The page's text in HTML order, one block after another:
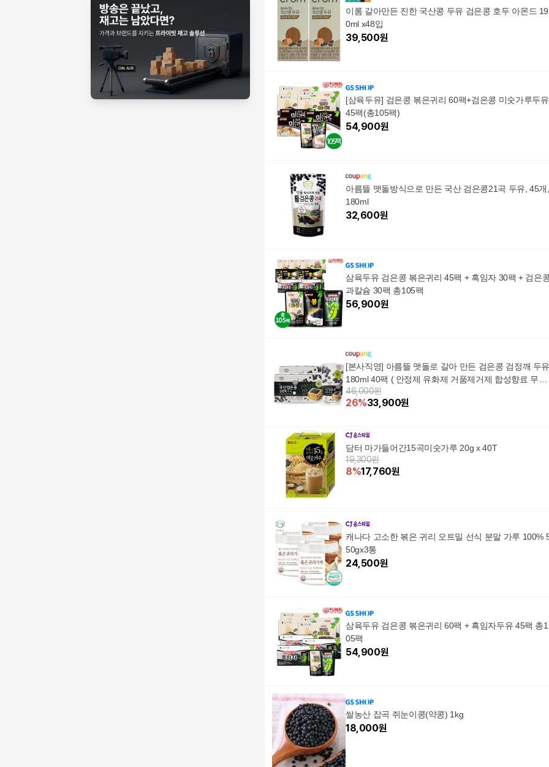
이롬 갈아만든 진한 국산콩 두유 검은콩 호두 아몬드 19
0ml x48입
39,500원
[삼육두유] 검은콩 볶은귀리 60팩+검은콩 미숫가루두유
45팩(총105팩)
54,900원
아름뜰 맷돌방식으로 만든 국산 검은콩21곡 두유, 45개,
180ml
32,600원
삼육두유 검은콩 볶은귀리 45팩 + 흑임자 30팩 + 검은
과칼슘 30팩 총105팩
56,900원
[본사직영] 아름뜰 맷돌로 갈아 만든 검은콩 검정깨 두
180ml 40팩 ( 안정제 유화제 거품제거제 합성향료 무첨
가), 40개
46,000원
26%33,900원
담터 마가들어간15곡미숫가루 20g x 40T
19,300원
8%17,760원
캐나다 고소한 볶은 귀리 오트밀 선식 분말 가루 100%
50gx3통
24,500원
삼육두유 검은콩 볶은귀리 60팩 + 흑임자두유 45팩 총1
05팩
54,900원
쌀농산 잡곡 쥐눈이콩(약콩) 1kg
18,000원